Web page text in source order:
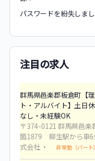
パスワードを紛失しま
注目の求人
群馬県邑楽郡板倉町【
ト・アルバイト】土日
なし・未経験OK
〒374-0121 群馬県邑楽
箇1879 柳生駅から車6
式会社
非常勤（パート）